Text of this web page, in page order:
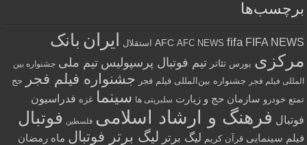
برچسب‌ها
AFC AFC NEWS fifa FIFA NEWS استقلال ایران بانک
مرکزی بورس تئاتر تیم فوتبال پرسپولیس تیم ملی جشنواره بین
المللی فیلم فجر جشنواره بین‌المللی فیلم فجر جشنواره فیلم فجر
حج
تمتع خودرو سازمان حج و زیارت سلبریتی ها سینما غزه فدراسیون
فوتبال فرهنگ و ارشاد اسلامی فلسطین فوتبال
فیلم سینمایی قرآن کریم لیگ برتر لیگ برتر فوتبال ماه رمضان